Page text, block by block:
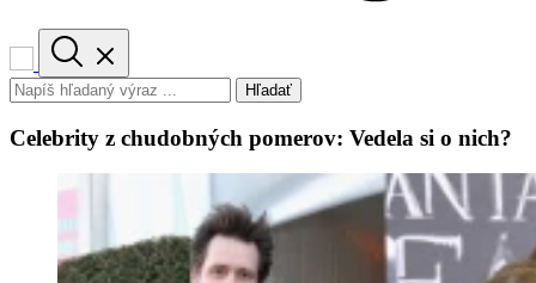
Hľadať
Celebrity z chudobných pomerov: Vedela si o nich?